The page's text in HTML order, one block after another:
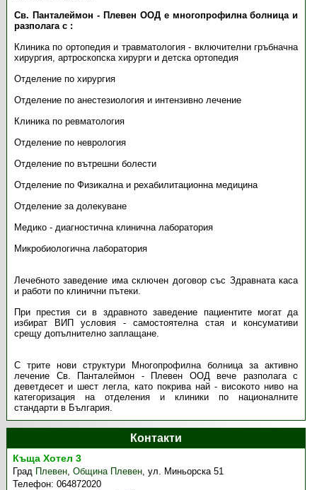
Св. Панталеймон - Плевен ООД е многопрофилна болница и
разполага с :
Клиника по ортопедия и травматология - включителни гръбначна
хирургия, артроскопска хирурги и детска ортопедия
Отделение по хирургия
Отделение по анестезиология и интензивно лечение
Клиника по ревматология
Отделение по неврология
Отделение по вътрешни болести
Отделение по Физикална и рехабилитационна медицина
Отделение за долекуване
Медико - диагностична клинична лаборатория
Микробиологична лаборатория
Лечебното заведение има сключен договор със Здравната каса
и работи по клинични пътеки.
При престия си в здравното заведение пациентите могат да
избират ВИП условия - самостоятелна стая и консумативи
срещу допълнително заплащане.
С трите нови структури Многопрофилна болница за активно
лечение Св. Панталеймон - Плевен ООД вече разполага с
девeтдесет и шест легла, като покрива най - високото ниво на
категоризация на отделения и клиники по националните
стандарти в България.
Контакти
Къща Хотел 3
Град Плевен,Община Плевен,ул. Миньорска 51
Телефон:064872020